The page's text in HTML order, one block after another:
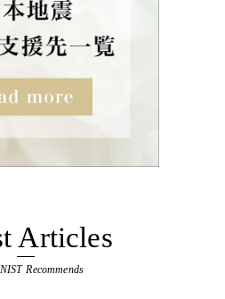
Articles
Recommends